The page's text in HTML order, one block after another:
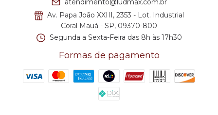
atendimento@ludmax.com.br
Av. Papa João XXIII, 2353 - Lot. Industrial
Coral Mauá - SP, 09370-800
Segunda a Sexta-Feira das 8h às 17h30
Formas de pagamento